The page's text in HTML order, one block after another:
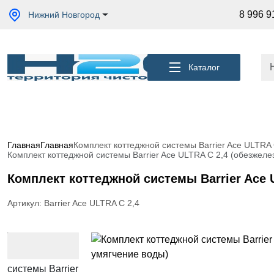
Нижний Новгород 8 996
Каталог
Акции
скважины
Фильтры
коттеджа
для
Пластиковые
ГлавнаяГлавнаяКомплект коттеджной системы Barrier Ace
Комплект коттеджной системы Barrier Ace ULTRA С 2,4
Комплект коттеджной системы Barrier Ace
Артикул: Barrier Ace ULTRA С 2,4